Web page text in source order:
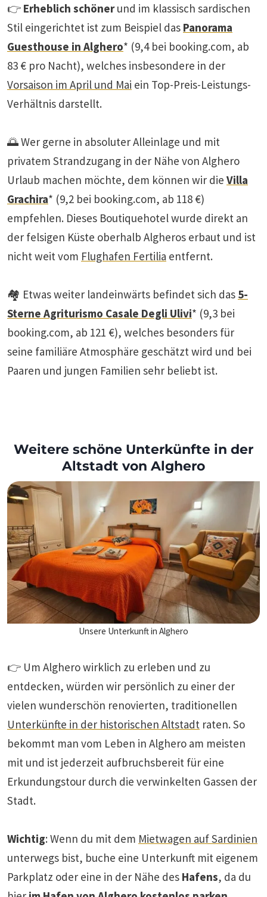
👉 Erheblich schönerund im klassisch sardischen
Stil eingerichtet ist zum Beispiel das Panorama
Guesthouse in Alghero* (9,4 bei booking.com, ab
83 € pro Nacht), welches insbesondere in der
Vorsaison im April und Mai ein Top-Preis-Leistungs-
Verhältnis darstellt.
🌅 Wer gerne in absoluter Alleinlage und mit
privatem Strandzugang in der Nähe von Alghero
Urlaub machen möchte, dem können wir die Villa
Grachira* (9,2 bei booking.com, ab 118 €)
empfehlen. Dieses Boutiquehotel wurde direkt an
der felsigen Küste oberhalb Algheros erbaut und ist
nicht weit vom Flughafen Fertilia entfernt.
🏘️ Etwas weiter landeinwärts befindet sich das 5-
Sterne Agriturismo Casale Degli Ulivi* (9,3 bei
booking.com, ab 121 €), welches besonders für
seine familiäre Atmosphäre geschätzt wird und bei
Paaren und jungen Familien sehr beliebt ist.
Weitere schöne Unterkünfte in der
Altstadt von Alghero
Unsere Unterkunft in Alghero
👉 Um Alghero wirklich zu erleben und zu
entdecken, würden wir persönlich zu einer der
vielen wunderschön renovierten, traditionellen
Unterkünfte in der historischen Altstadt raten. So
bekommt man vom Leben in Alghero am meisten
mit und ist jederzeit aufbruchsbereit für eine
Erkundungstour durch die verwinkelten Gassen der
Stadt.
Wichtig: Wenn du mit dem Mietwagen auf Sardinien
unterwegs bist, buche eine Unterkunft mit eigenem
Parkplatz oder eine in der Nähe des Hafens, da du